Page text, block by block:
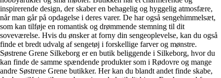
inspirerende design, der skaber en behagelig og hyggelig atmosfære,
når man går på opdagelse i deres varer. De har også sengehimmelsæt,
som kan tilføje en romantisk og drømmende stemning til dit
soveværelse. Hvis du ønsker at forny din sengeoplevelse, kan du også
finde et bredt udvalg af sengetøj i forskellige farver og mønstre.
Søstrene Grene Silkeborg er en butik beliggende i Silkeborg, hvor du
kan finde de samme spændende produkter som i Rødovre og mange
andre Søstrene Grene butikker. Her kan du blandt andet finde skabe,